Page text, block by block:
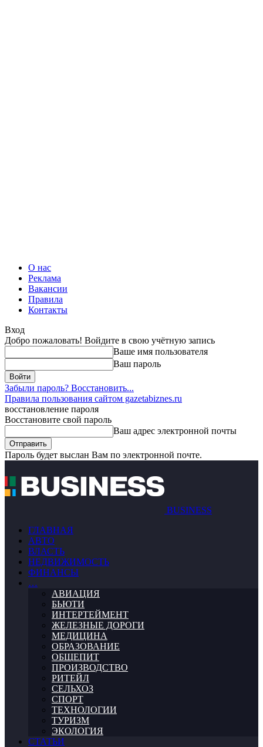
О нас
Реклама
Вакансии
Правила
Контакты
Вход
Добро пожаловать! Войдите в свою учётную запись
Ваше имя пользователя
Ваш пароль
Забыли пароль? Восстановить...
Правила пользования сайтом gazetabiznes.ru
восстановление пароля
Восстановите свой пароль
Ваш адрес электронной почты
Пароль будет выслан Вам по электронной почте.
BUSINESS
ГЛАВНАЯ
АВТО
ВЛАСТЬ
НЕДВИЖИМОСТЬ
ФИНАНСЫ
…
АВИАЦИЯ
БЬЮТИ
ИНТЕРТЕЙМЕНТ
ЖЕЛЕЗНЫЕ ДОРОГИ
МЕДИЦИНА
ОБРАЗОВАНИЕ
ОБЩЕПИТ
ПРОИЗВОДСТВО
РИТЕЙЛ
СЕЛЬХОЗ
СПОРТ
ТЕХНОЛОГИИ
ТУРИЗМ
ЭКОЛОГИЯ
СТАТЬИ